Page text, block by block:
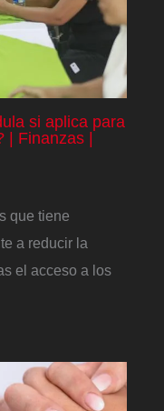
si aplica para
| Finanzas |
que tiene
a reducir la
el acceso a los